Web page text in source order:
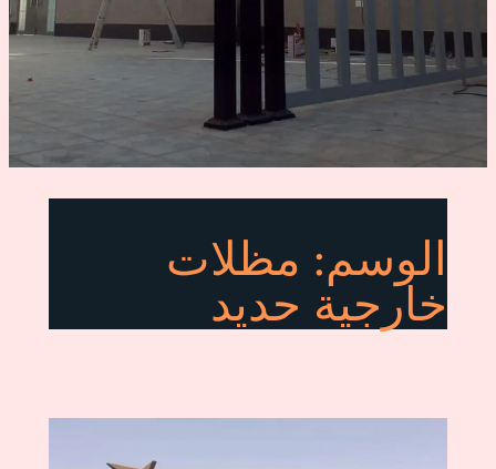
الوسم: مظلات
خارجية حديد